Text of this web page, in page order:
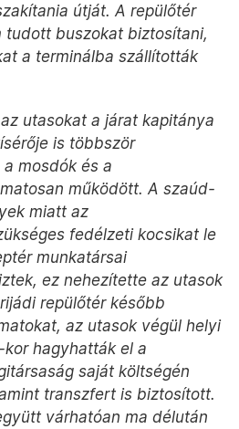
útját. A repülőtér
tudott buszokat biztosítani,
a terminálba szállították
utasokat a járat kapitánya
is többször
mosdók és a
működött. A szaúd-
miatt az
fedélzeti kocsikat le
munkatársai
ez nehezítette az utasok
repülőtér később
az utasok végül helyi
hagyhatták el a
saját költségén
transzfert is biztosított.
várhatóan ma délután